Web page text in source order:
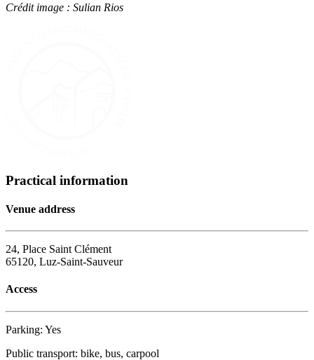
Crédit image : Sulian Rios
Practical information
Venue address
24, Place Saint Clément
65120, Luz-Saint-Sauveur
Access
Parking: Yes
Public transport: bike, bus, carpool